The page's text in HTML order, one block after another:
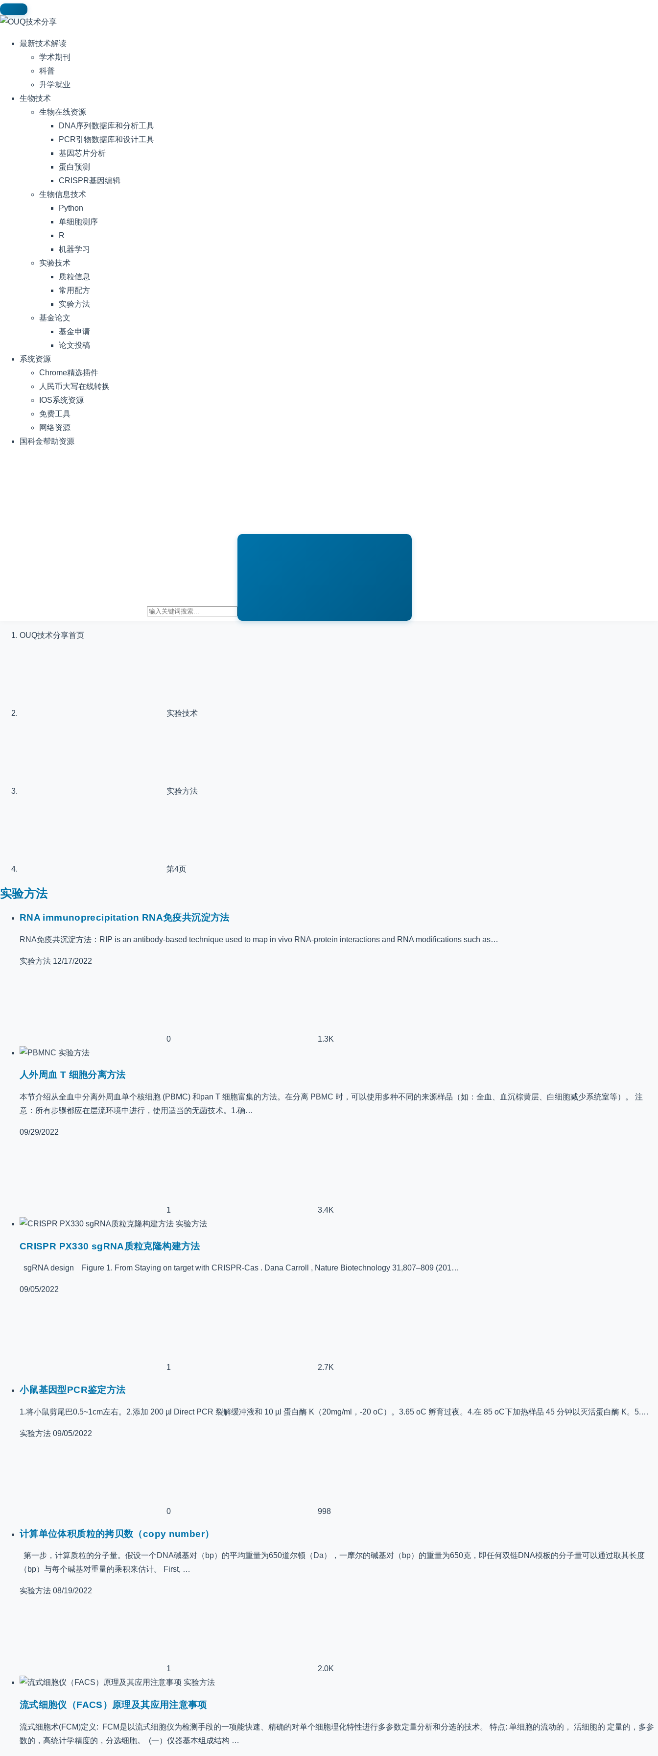
最新技术解读
学术期刊
科普
升学就业
生物技术
生物在线资源
DNA序列数据库和分析工具
PCR引物数据库和设计工具
基因芯片分析
蛋白预测
CRISPR基因编辑
生物信息技术
Python
单细胞测序
R
机器学习
实验技术
质粒信息
常用配方
实验方法
基金论文
基金申请
论文投稿
系统资源
Chrome精选插件
人民币大写在线转换
IOS系统资源
免费工具
网络资源
国科金帮助资源
OUQ技术分享首页
实验技术
实验方法
第4页
实验方法
RNA immunoprecipitation RNA免疫共沉淀方法
RNA免疫共沉淀方法：RIP is an antibody-based technique used to map in vivo RNA-protein interactions and RNA modifications such as…
实验方法 12/17/2022
0
1.3K
实验方法
人外周血 T 细胞分离方法
本节介绍从全血中分离外周血单个核细胞 (PBMC) 和pan T 细胞富集的方法。在分离 PBMC 时，可以使用多种不同的来源样品（如：全血、血沉棕黄层、白细胞减少系统室等）。 注
意：所有步骤都应在层流环境中进行，使用适当的无菌技术。1.确…
09/29/2022
1
3.4K
实验方法
CRISPR PX330 sgRNA质粒克隆构建方法
sgRNA design Figure 1. From Staying on target with CRISPR-Cas . Dana Carroll , Nature Biotechnology 31,807–809 (201…
09/05/2022
1 2.7K
小鼠基因型PCR鉴定方法
1.将小鼠剪尾巴0.5~1cm左右。2.添加 200 µl Direct PCR 裂解缓冲液和 10 µl 蛋白酶 K（20mg/ml，-20 oC）。3.65 oC 孵育过夜。4.在 85 oC下加热样品 45 分钟以灭活蛋白酶 K。5.…
实验方法 09/05/2022
0 998
计算单位体积质粒的拷贝数（copy number）
第一步，计算质粒的分子量。假设一个DNA碱基对（bp）的平均重量为650道尔顿（Da），一摩尔的碱基对（bp）的重量为650克，即任何双链DNA模板的分子量可以通过取其长度
（bp）与每个碱基对重量的乘积来估计。 First, …
实验方法 08/19/2022
1
2.0K
实验方法
流式细胞仪（FACS）原理及其应用注意事项
流式细胞术(FCM)定义: FCM是以流式细胞仪为检测手段的一项能快速、精确的对单个细胞理化特性进行多参数定量分析和分选的技术。 特点: 单细胞的流动的， 活细胞的 定量的，多参
数的，高统计学精度的，分选细胞。 (一）仪器基本组成结构 …